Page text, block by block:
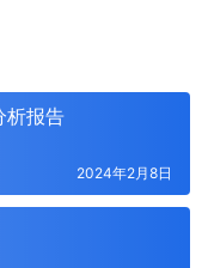
析报告
2024年2月8日